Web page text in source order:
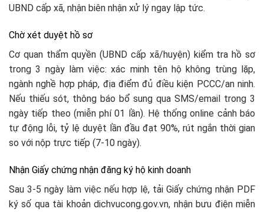
UBND cấp xã, nhận biên nhận xử lý ngay lập tức.​
Chờ xét duyệt hồ sơ
Cơ quan thẩm quyền (UBND cấp xã/huyện) kiểm tra hồ sơ
trong 3 ngày làm việc: xác minh tên hộ không trùng lặp,
ngành nghề hợp pháp, địa điểm đủ điều kiện PCCC/an ninh.
Nếu thiếu sót, thông báo bổ sung qua SMS/email trong 3
ngày tiếp theo (miễn phí 01 lần). Hệ thống online cảnh báo
tự động lỗi, tỷ lệ duyệt lần đầu đạt 90%, rút ngắn thời gian
so với nộp trực tiếp (7-10 ngày).​
Nhận Giấy chứng nhận đăng ký hộ kinh doanh
Sau 3-5 ngày làm việc nếu hợp lệ, tải Giấy chứng nhận PDF
ký số qua tài khoản dichvucong.gov.vn, nhận bưu điện miễn